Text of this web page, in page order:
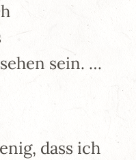
sein. …
dass ich